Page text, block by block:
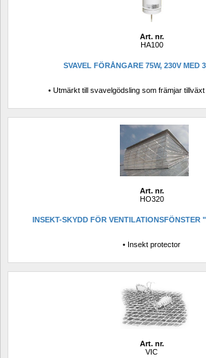
Art. nr.
HA100
SVAVEL FÖRÅNGARE 75W, 230V MED
• Utmärkt till svavelgödsling som främjar
Art. nr.
HO320
INSEKT-SKYDD FÖR
• Insekt protector
Art. nr.
VIC